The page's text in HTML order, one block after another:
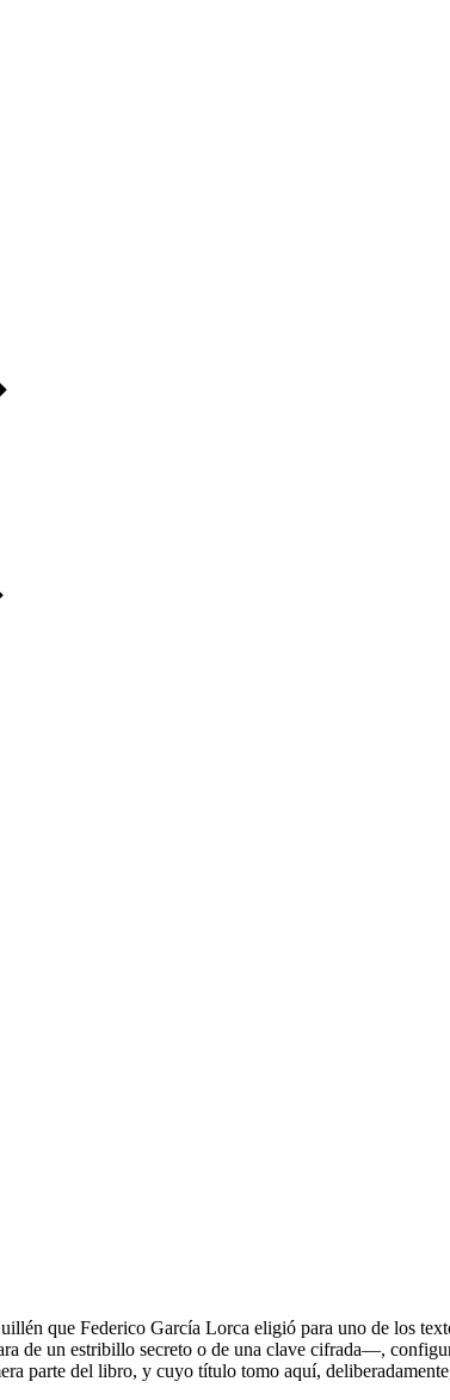
que Federico García Lorca eligió para uno de los
de un estribillo secreto o de una clave cifrada—,
parte del libro, y cuyo título tomo aquí,